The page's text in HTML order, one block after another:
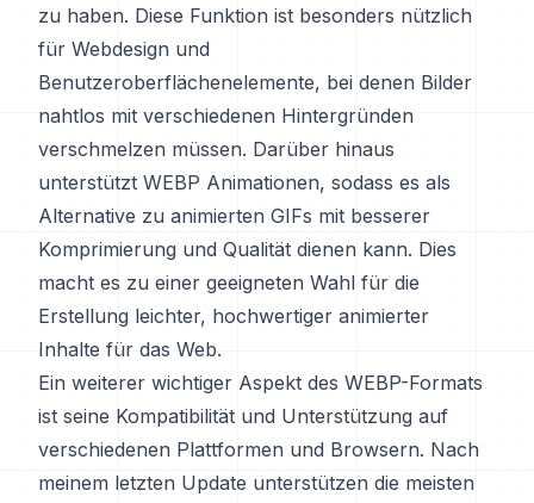
zu haben. Diese Funktion ist besonders nützlich
für Webdesign und
Benutzeroberflächenelemente, bei denen Bilder
nahtlos mit verschiedenen Hintergründen
verschmelzen müssen. Darüber hinaus
unterstützt WEBP Animationen, sodass es als
Alternative zu animierten GIFs mit besserer
Komprimierung und Qualität dienen kann. Dies
macht es zu einer geeigneten Wahl für die
Erstellung leichter, hochwertiger animierter
Inhalte für das Web.
Ein weiterer wichtiger Aspekt des WEBP-Formats
ist seine Kompatibilität und Unterstützung auf
verschiedenen Plattformen und Browsern. Nach
meinem letzten Update unterstützen die meisten